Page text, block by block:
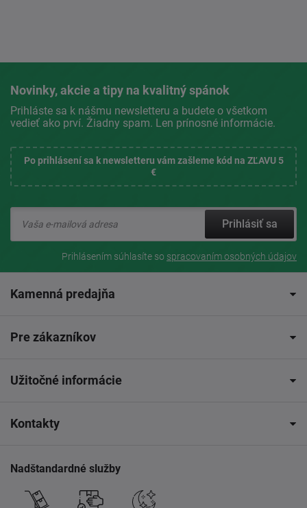
Novinky, akcie a tipy na kvalitný spánok
Prihláste sa k nášmu newsletteru a budete o všetkom
vedieť ako prví. Žiadny spam. Len prínosné informácie.
Po prihlásení sa k newsletteru vám zašleme kód na ZĽAVU 5
€
Prihlásiť sa
Prihlásením súhlasíte so spracovaním osobných údajov
Kamenná predajňa
Pre zákazníkov
Užitočné informácie
Kontakty
Nadštandardné služby